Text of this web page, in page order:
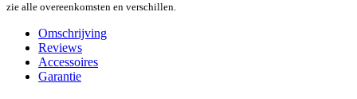
zie alle overeenkomsten en verschillen.
Omschrijving
Reviews
Accessoires
Garantie